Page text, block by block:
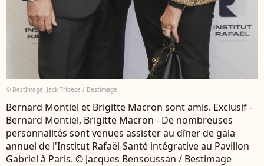
© BestImage, Jack Tribeca / Bestimage
Bernard Montiel et Brigitte Macron sont amis. Exclusif -
Bernard Montiel, Brigitte Macron - De nombreuses
personnalités sont venues assister au dîner de gala
annuel de l'Institut Rafaël-Santé intégrative au Pavillon
Gabriel à Paris. © Jacques Bensoussan / Bestimage